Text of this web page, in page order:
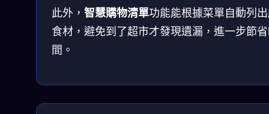
此外， 智慧購物清單功能能根據菜單自動列
食材，避免到了超市才發現遺漏，進一步節
間。